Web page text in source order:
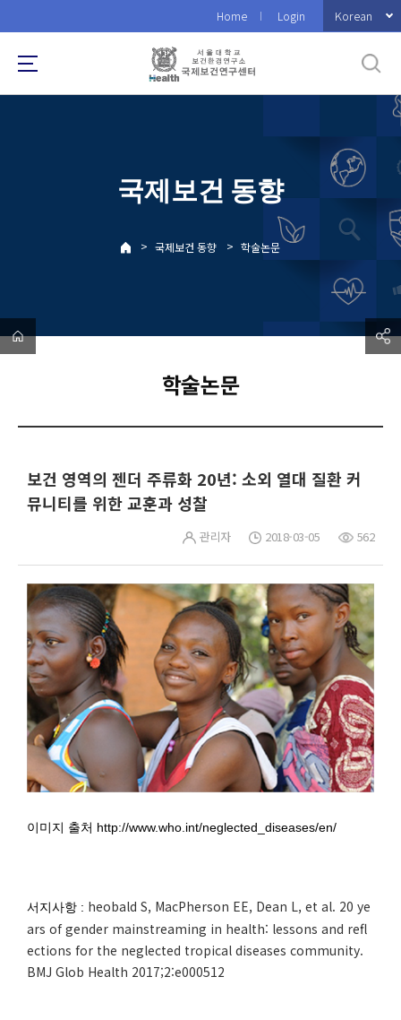
로
메
Home Login Korean
국제보건 동향
> 국제보건 동향 > 학술논문
학술논문
보건 영역의 젠더 주류화 20년: 소외 열대 질환 커
뮤니티를 위한 교훈과 성찰
관리자 2018-03-05 562
이미지 출처 http://www.who.int/neglected_diseases/en/
서지사항 : heobald S, MacPherson EE, Dean L, et al. 20 ye
ars of gender mainstreaming in health: lessons and refl
ections for the neglected tropical diseases community.
BMJ Glob Health 2017;2:e000512